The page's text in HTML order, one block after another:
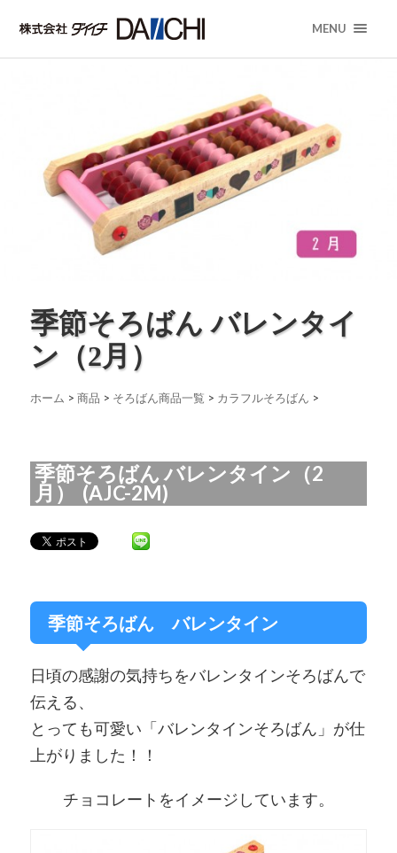
MENU
季節そろばん バレンタイ
ン（2月）
ホーム > 商品 > そろばん商品一覧 > カラフルそろばん >
季節そろばん バレンタイン（2
月） (AJC-2M)
季節そろばん バレンタイン
日頃の感謝の気持ちをバレンタインそろばんで
伝える、
とっても可愛い「バレンタインそろばん」が仕
上がりました！！
チョコレートをイメージしています。